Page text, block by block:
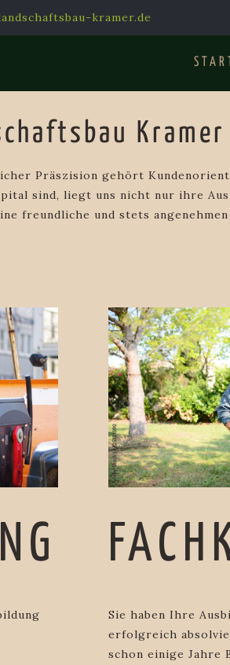
kramer.de
START
Kramer
Präszision gehört
sind, liegt uns nicht nur ihre
freundliche und stets
Sie haben Ihre
erfolgreich
schon einige Jahre